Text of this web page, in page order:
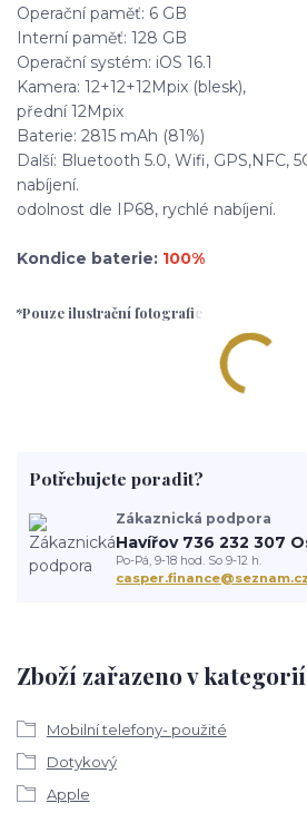
Operační paměť: 6 GB
Interní paměť: 128 GB
Operační systém: iOS 16.1
Kamera: 12+12+12Mpix (blesk),
přední 12Mpix
Baterie: 2815 mAh (81%)
Další: Bluetooth 5.0, Wifi, GPS,NFC,
nabíjení.
odolnost dle IP68, rychlé nabíjení.
Kondice baterie: 100%
*Pouze ilustrační fotografie
Zboží zařazeno v
Mobilní telefony- použité
Dotykový
Apple
Potřebujete poradit?
Zákaznická podpora
Havířov 736 232 307
Po-Pá, 9-18 hod. So 9-12 h.
casper.finance@seznam.cz